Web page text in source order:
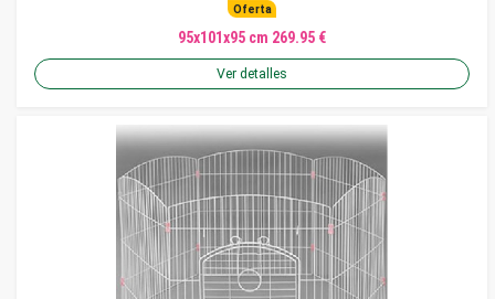
Oferta
95x101x95 cm 269.95 €
Ver detalles